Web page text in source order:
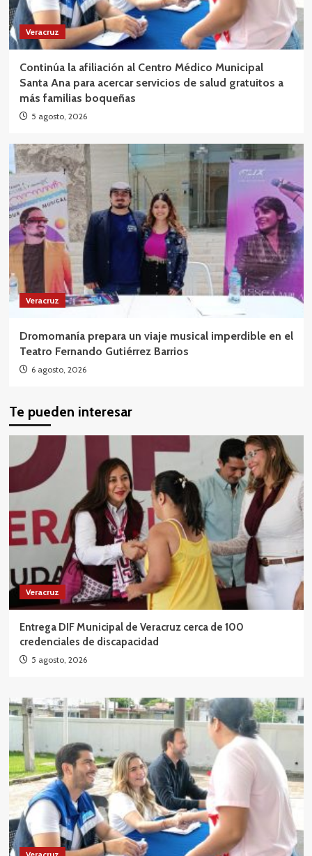
Veracruz
Continúa la afiliación al Centro Médico Municipal
Santa Ana para acercar servicios de salud gratuitos a
más familias boqueñas
5 agosto, 2026
Veracruz
Dromomanía prepara un viaje musical imperdible en el
Teatro Fernando Gutiérrez Barrios
6 agosto, 2026
Te pueden interesar
Veracruz
Entrega DIF Municipal de Veracruz cerca de 100
credenciales de discapacidad
5 agosto, 2026